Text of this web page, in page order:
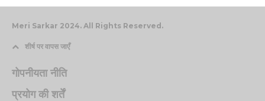
Meri Sarkar 2024. All Rights Reserved.
शीर्ष पर वापस जाएँ
गोपनीयता नीति
प्रयोग की शर्तें